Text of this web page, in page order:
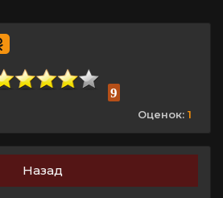
9
Оценок: 1
Назад